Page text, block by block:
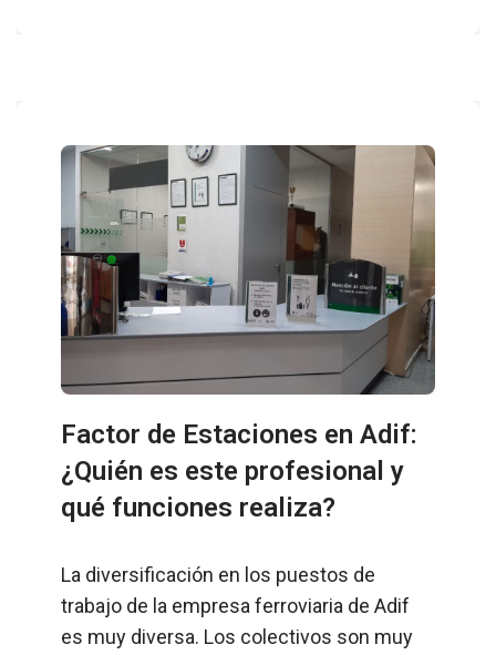
Factor de Estaciones en Adif:
¿Quién es este profesional y
qué funciones realiza?
La diversificación en los puestos de
trabajo de la empresa ferroviaria de Adif
es muy diversa. Los colectivos son muy